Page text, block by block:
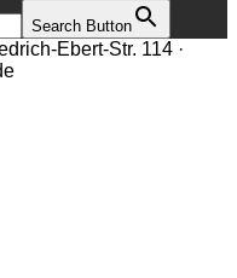
Search Button
Ebert-Str. 114 ·